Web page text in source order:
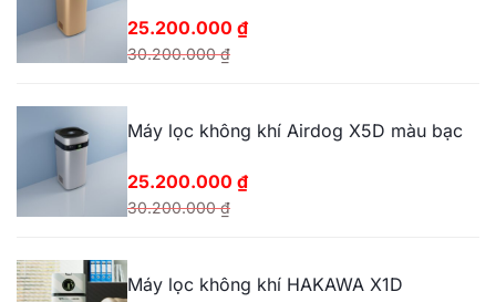
30.200.000₫
gốc
là:
25.200.000 ₫
hiện
tại
25.200.000 ₫.
Máy lọc không khí Airdog X5D màu bạc
30.200.000₫
gốc
là:
25.200.000 ₫
hiện
tại
Máy lọc không khí HAKAWA X1D